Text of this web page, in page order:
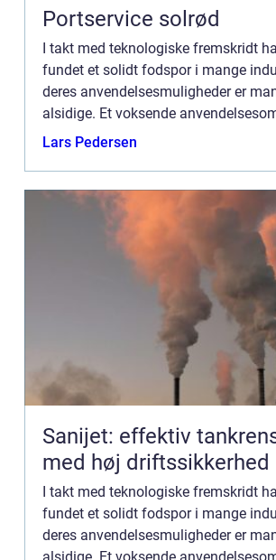
Portservice solrød
I takt med teknologiske fremskridt
fundet et solidt fodspor i mange
deres anvendelsesmuligheder er
alsidige. Et voksende
fanget særlig interesse, er drone
Lars Pedersen
Sanijet: effektiv
med høj driftssikkerhed
I takt med teknologiske fremskridt
fundet et solidt fodspor i mange
deres anvendelsesmuligheder er